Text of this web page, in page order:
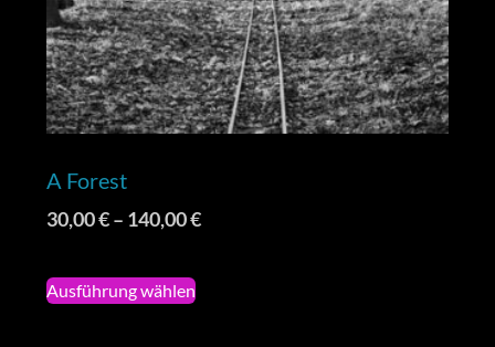
A Forest
30,00€– 140,00€
Ausführung wählen